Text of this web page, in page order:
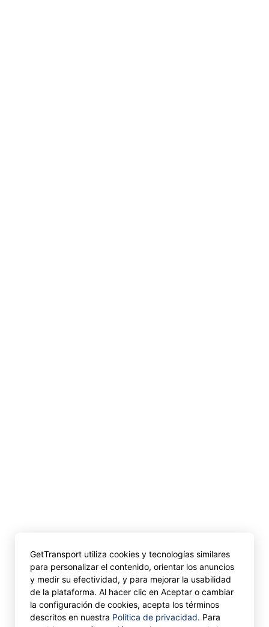
GetTransport utiliza cookies y tecnologías similares
para personalizar el contenido, orientar los anuncios
y medir su efectividad, y para mejorar la usabilidad
de la plataforma. Al hacer clic en Aceptar o cambiar
la configuración de cookies, acepta los términos
descritos en nuestra Política de privacidad. Para